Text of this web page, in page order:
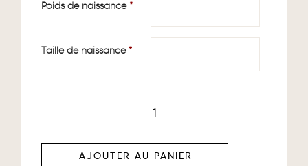
Poids de naissance *
Taille de naissance *
AJOUTER AU PANIER